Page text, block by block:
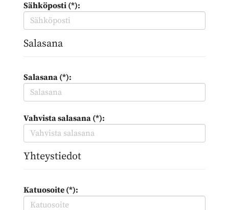
Sähköposti (*):
Salasana
Salasana (*):
Vahvista salasana (*):
Yhteystiedot
Katuosoite (*):